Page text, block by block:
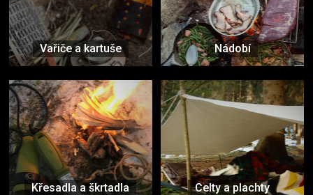
Vařiče a kartuše Nádobí
Křesadla a škrtadla Celty a plachty